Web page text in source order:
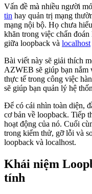
Vấn đề mà nhiều người
tin hay quản trị mạng
mạng nội bộ. Họ chưa
khăn trong việc chẩn
giữa loopback và localhost
Bài viết này sẽ giải thích
AZWEB sẽ giúp bạn nắm
thực tế trong công việc
sẽ giúp bạn quản lý hệ
Để có cái nhìn toàn diện,
cơ bản về loopback. Tiếp
hoạt động của nó. Cuối
trong kiểm thử, gỡ lỗi và
loopback và localhost.
Khái niệm
tính